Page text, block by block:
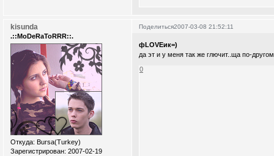
Поделиться2007-03-08 21:52:11
kisunda
.::MoDeRaToRRR::.
Откуда: Bursa(Turkey)
Зарегистрирован: 2007-02-19
фLOVEик=)
да эт и у меня так же глючит..ща по-
0